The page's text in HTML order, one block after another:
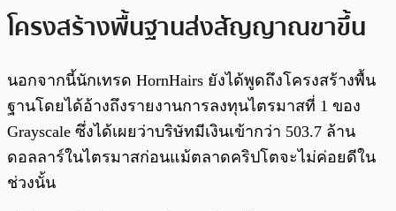
โครงสร้างพื้นฐานส่งสัญญาณขาขึ้น
นอกจากนี้นักเทรด HornHairs ยังได้พูดถึงโครงสร้างพื้น
ฐานโดยได้อ้างถึงรายงานการลงทุนไตรมาสที่ 1 ของ
Grayscale ซึ่งได้เผยว่าบริษัทมีเงินเข้ากว่า 503.7 ล้าน
ดอลลาร์ในไตรมาสก่อนแม้ตลาดคริปโตจะไม่ค่อยดีใน
ช่วงนั้น